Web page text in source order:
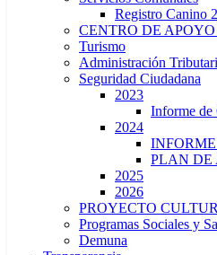
Registro Canino
CENTRO DE
Turismo
Administración
Seguridad Ciudadana
2023
Informe
2024
PLAN DE
2025
2026
PROYECTO
Programas Sociales y
Demuna